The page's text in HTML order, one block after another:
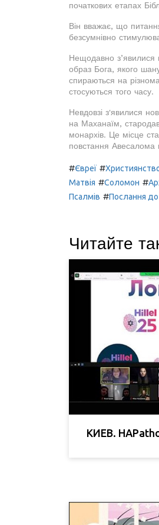
початкових етапах
Він вважає, що
безсумнівно
Нещодавно з’явилися
образ Бога, якого
спираються на
стосуються того часу.
Невдовзі з'явилися
на Маханаїм,
монархів. Це місце
повстання Авесалома
#Євреї #
Матвія #Соломон #
Псалмів #Послання
Читайте
КИЕВ.